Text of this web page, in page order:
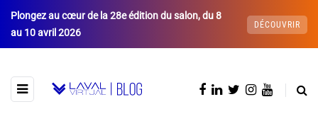
Plongez au cœur de la 28e édition du salon, du 8
au 10 avril 2026
DÉCOUVRIR